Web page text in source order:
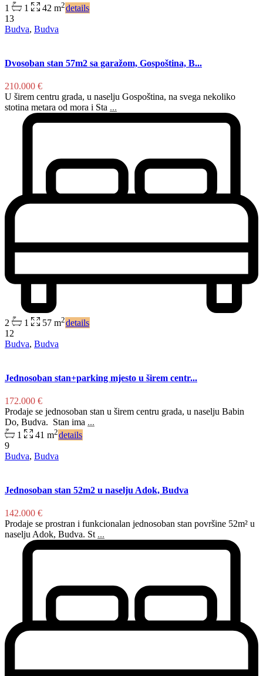
1 1 42 m2details
13
Budva, Budva
Dvosoban stan 57m2 sa garažom, Gospoština, B...
210.000 €
U širem centru grada, u naselju Gospoština, na svega nekoliko
stotina metara od mora i Sta ...
2 1 57 m2details
12
Budva, Budva
Jednosoban stan+parking mjesto u širem centr...
172.000 €
Prodaje se jednosoban stan u širem centru grada, u naselju Babin
Do, Budva. Stan ima ...
1
41 m2details
9
Budva, Budva
Jednosoban stan 52m2 u naselju Adok, Budva
142.000 €
Prodaje se prostran i funkcionalan jednosoban stan površine 52m² u
naselju Adok, Budva. St ...